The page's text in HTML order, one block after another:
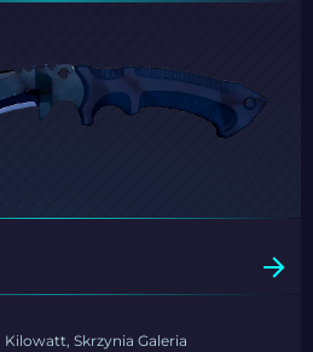
Kilowatt, Skrzynia Galeria